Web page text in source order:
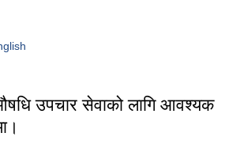
नगरपालिका, ललितपुर अन्तर्गत टिकाभैरव देखि ठेचो
उपचार सेवाको लागि आवश्यक